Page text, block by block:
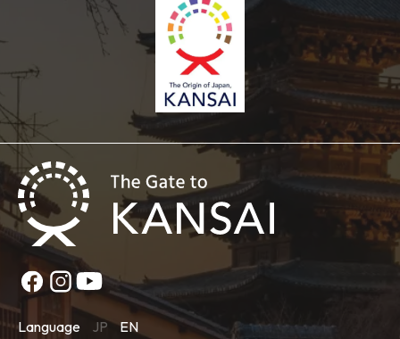
Language JP EN